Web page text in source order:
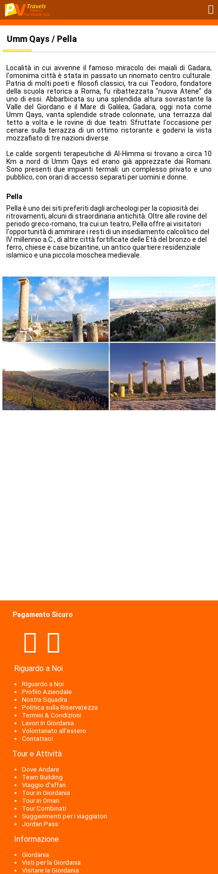
Umm Qays / Pella
Località in cui avvenne il famoso miracolo dei maiali di Gadara,
l'omonima città è stata in passato un rinomato centro culturale.
Patria di molti poeti e filosofi classici, tra cui Teodoro, fondatore
della scuola retorica a Roma, fu ribattezzata "nuova Atene" da
uno di essi. Abbarbicata su una splendida altura sovrastante la
Valle del Giordano e il Mare di Galilea, Gadara, oggi nota come
Umm Qays, vanta splendide strade colonnate, una terrazza dal
tetto a volta e le rovine di due teatri. Sfruttate l'occasione per
cenare sulla terrazza di un ottimo ristorante e godervi la vista
mozzafiato di tre nazioni diverse.
Le calde sorgenti terapeutiche di Al-Himma si trovano a circa 10
Km a nord di Umm Qays ed erano già apprezzate dai Romani.
Sono presenti due impianti termali: un complesso privato e uno
pubblico, con orari di accesso separati per uomini e donne.
Pella
Pella è uno dei siti preferiti dagli archeologi per la copiosità dei
ritrovamenti, alcuni di straordinaria antichità. Oltre alle rovine del
periodo greco-romano, tra cui un teatro, Pella offre ai visitatori
l'opportunità di ammirare i resti di un insediamento calcolitico del
IV millennio a.C., di altre città fortificate delle Età del bronzo e del
ferro, chiese e case bizantine, un antico quartiere residenziale
islamico e una piccola moschea medievale.
Pagamento Sicuro
Riguardo a Noi
Riguardo a Noi
Profilo Aziendale
Nostra Squadra
Politica sulla Riservatezza
Termini & Condizioni
Lavori in Giordania
Volontariato all'estero
Contattaci
Tour e Attività
Dove Andare
Team Building
Viaggio d'affari
Tour in Giordania
Tour in Oman
Tour Combinati
Suggerimenti per i viaggiatori
Jordan Pass
Informazione
Giordania
Visti per la Giordania
Visitare la Giordania